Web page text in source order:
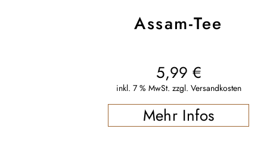
Assam-Tee
5,99 €
inkl. 7 % MwSt. zzgl. Versandkosten
Mehr Infos